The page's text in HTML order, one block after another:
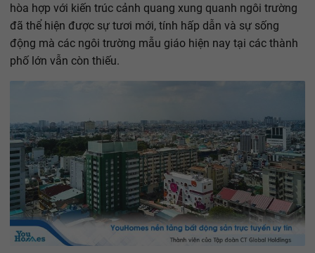
hòa hợp với kiến trúc cảnh quang xung quanh ngôi trường
đã thể hiện được sự tươi mới, tính hấp dẫn và sự sống
động mà các ngôi trường mẫu giáo hiện nay tại các thành
phố lớn vẫn còn thiếu.